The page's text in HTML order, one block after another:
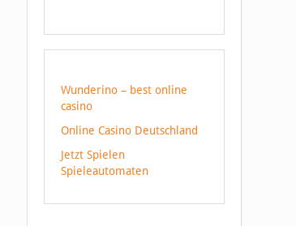
Wunderino – best online
casino
Online Casino Deutschland
Jetzt Spielen
Spieleautomaten